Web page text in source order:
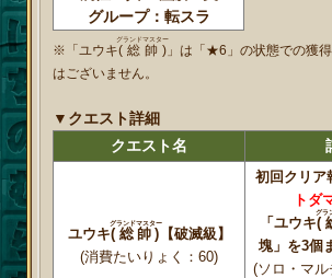
グループ：転スラ
※「ユウキ(総帥)
グランドマスター
」は「★6」の状態での獲
はございません。
▼クエスト詳細
クエスト名
ユウキ(総帥)
グランドマスター
【破滅級】
(消費たいりょく：60)
初回クリア
トダ
「ユウキ(
グラ
塊」を3個
(ソロ・マ